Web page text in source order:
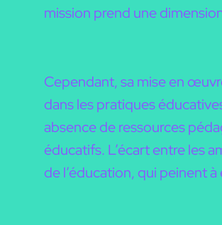
mission prend une
Cependant, sa mise en
dans les pratiques
absence de ressources
éducatifs. L’écart entre les
de l’éducation, qui peinent